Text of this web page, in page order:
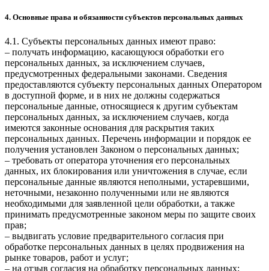
4. Основные права и обязанности субъектов персональных данных
4.1. Субъекты персональных данных имеют право:
– получать информацию, касающуюся обработки его
персональных данных, за исключением случаев,
предусмотренных федеральными законами. Сведения
предоставляются субъекту персональных данных Оператором
в доступной форме, и в них не должны содержаться
персональные данные, относящиеся к другим субъектам
персональных данных, за исключением случаев, когда
имеются законные основания для раскрытия таких
персональных данных. Перечень информации и порядок ее
получения установлен Законом о персональных данных;
– требовать от оператора уточнения его персональных
данных, их блокирования или уничтожения в случае, если
персональные данные являются неполными, устаревшими,
неточными, незаконно полученными или не являются
необходимыми для заявленной цели обработки, а также
принимать предусмотренные законом меры по защите своих
прав;
– выдвигать условие предварительного согласия при
обработке персональных данных в целях продвижения на
рынке товаров, работ и услуг;
– на отзыв согласия на обработку персональных данных;